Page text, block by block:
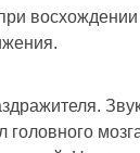
головного